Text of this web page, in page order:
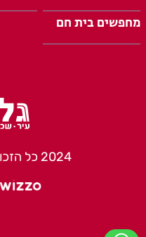
מחפשים בית חם
2024 כל הזכויות שמורות לגל גפן